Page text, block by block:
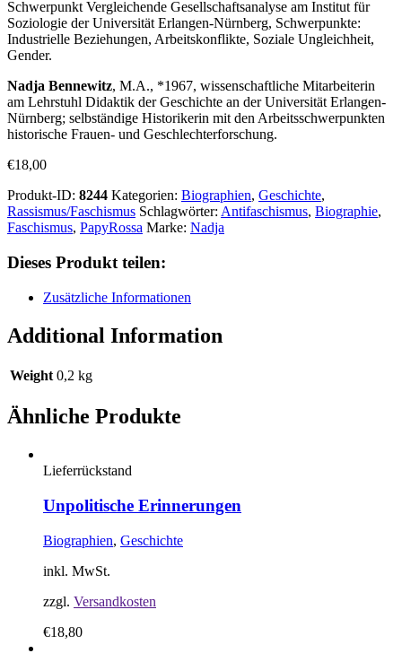
Schwerpunkt Vergleichende Gesellschaftsanalyse am Institut für
Soziologie der Universität Erlangen-Nürnberg, Schwerpunkte:
Industrielle Beziehungen, Arbeitskonflikte, Soziale Ungleichheit,
Gender.
Nadja Bennewitz, M.A., *1967, wissenschaftliche Mitarbeiterin
am Lehrstuhl Didaktik der Geschichte an der Universität Erlangen-
Nürnberg; selbständige Historikerin mit den Arbeitsschwerpunkten
historische Frauen- und Geschlechterforschung.
€18,00
Produkt-ID: 8244 Kategorien: Biographien, Geschichte,
Rassismus/Faschismus Schlagwörter: Antifaschismus, Biographie,
Faschismus, PapyRossa Marke: Nadja
Dieses Produkt teilen:
Zusätzliche Informationen
Additional Information
Weight 0,2 kg
Ähnliche Produkte
Lieferrückstand
Unpolitische Erinnerungen
Biographien, Geschichte
inkl. MwSt.
zzgl. Versandkosten
€18,80